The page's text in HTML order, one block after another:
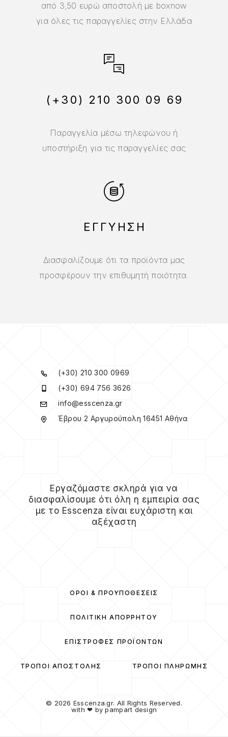
από 3,50 ευρώ αποστολή με boxnow
για όλες τις παραγγελίες στην Ελλάδα
(+30) 210 300 09 69
Παραγγελία μέσω τηλεφώνου ή
υποστήριξη για τις παραγγελίες σας
ΕΓΓΥΗΣΗ
Διασφαλίζουμε ότι τα προϊόντα μας
προσφέρουν την επιθυμητή ποιότητα.
(+30) 210 300 0969
(+30) 694 756 3626
info@esscenza.gr
Έβρου 2 Αργυρούπολη 16451 Αθήνα
Εργαζόμαστε σκληρά για να
διασφαλίσουμε ότι όλη η εμπειρία σας
με το Esscenza είναι ευχάριστη και
αξέχαστη
ΌΡΟΙ & ΠΡΟΫΠΟΘΈΣΕΙΣ
ΠΟΛΙΤΙΚΉ ΑΠΟΡΡΉΤΟΥ
ΕΠΙΣΤΡΟΦΈΣ ΠΡΟΪΌΝΤΩΝ
ΤΡΌΠΟΙ ΑΠΟΣΤΟΛΉΣ ΤΡΌΠΟΙ ΠΛΗΡΩΜΉΣ
© 2026 Esscenza.gr. All Rights Reserved.
with ❤ bypampart design